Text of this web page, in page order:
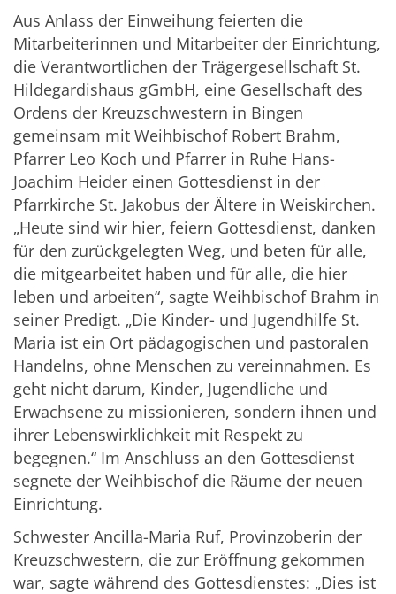
Aus Anlass der Einweihung feierten die
Mitarbeiterinnen und Mitarbeiter der Einrichtung,
die Verantwortlichen der Trägergesellschaft St.
Hildegardishaus gGmbH, eine Gesellschaft des
Ordens der Kreuzschwestern in Bingen
gemeinsam mit Weihbischof Robert Brahm,
Pfarrer Leo Koch und Pfarrer in Ruhe Hans-
Joachim Heider einen Gottesdienst in der
Pfarrkirche St. Jakobus der Ältere in Weiskirchen.
„Heute sind wir hier, feiern Gottesdienst, danken
für den zurückgelegten Weg, und beten für alle,
die mitgearbeitet haben und für alle, die hier
leben und arbeiten“, sagte Weihbischof Brahm in
seiner Predigt. „Die Kinder- und Jugendhilfe St.
Maria ist ein Ort pädagogischen und pastoralen
Handelns, ohne Menschen zu vereinnahmen. Es
geht nicht darum, Kinder, Jugendliche und
Erwachsene zu missionieren, sondern ihnen und
ihrer Lebenswirklichkeit mit Respekt zu
begegnen.“ Im Anschluss an den Gottesdienst
segnete der Weihbischof die Räume der neuen
Einrichtung.
Schwester Ancilla-Maria Ruf, Provinzoberin der
Kreuzschwestern, die zur Eröffnung gekommen
war, sagte während des Gottesdienstes: „Dies ist